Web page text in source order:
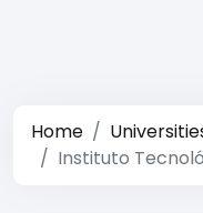
Home
Instituto